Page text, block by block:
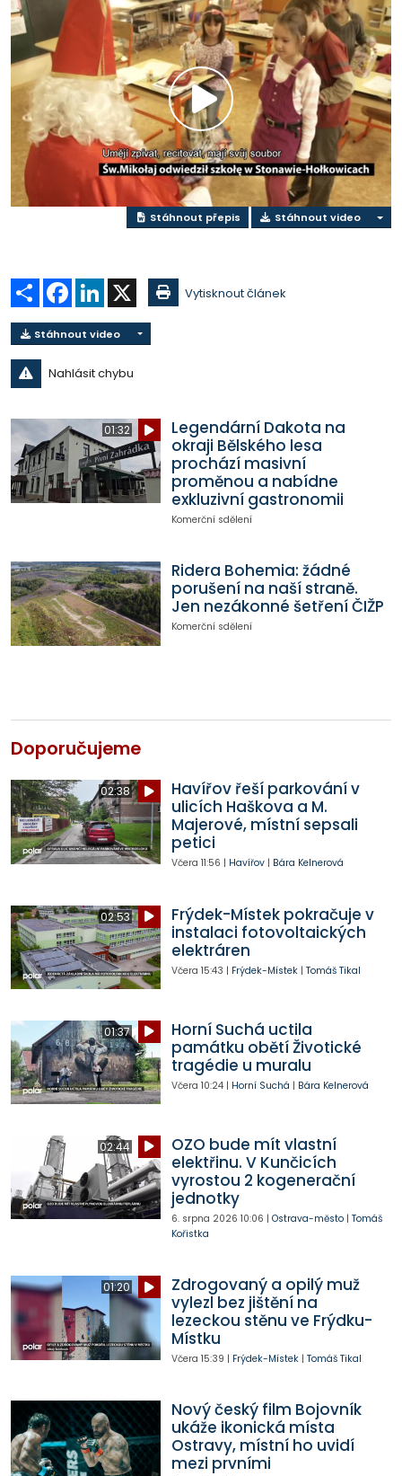
Přehrát
video
Stáhnout přepis Stáhnout video
Sdílet Facebook
LinkedIn Vytisknout článek
Stáhnout video
Nahlásit chybu
01:32
Legendární Dakota na
okraji Bělského lesa
prochází masivní
proměnou a nabídne
exkluzivní gastronomii
Komerční sdělení
Ridera Bohemia: žádné
porušení na naší straně.
Jen nezákonné šetření ČIŽP
Komerční sdělení
Doporučujeme
02:38
Havířov řeší parkování v
ulicích Haškova a M.
Majerové, místní sepsali
petici
Včera 11:56 | Havířov| Bára Kelnerová
02:53
Frýdek-Místek pokračuje v
instalaci fotovoltaických
elektráren
Včera 15:43 | Frýdek-Místek| Tomáš Tikal
01:37
Horní Suchá uctila
památku obětí Životické
tragédie u muralu
Včera 10:24| Horní Suchá | Bára Kelnerová
02:44
OZO bude mít vlastní
elektřinu. V Kunčicích
vyrostou 2 kogenerační
jednotky
6. srpna 2026 10:06 | Ostrava-město| Tomáš
Kořistka
01:20
Zdrogovaný a opilý muž
vylezl bez jištění na
lezeckou stěnu ve Frýdku-
Místku
Včera 15:39 | Frýdek-Místek| Tomáš Tikal
Nový český film Bojovník
ukáže ikonická místa
Ostravy, místní ho uvidí
mezi prvními